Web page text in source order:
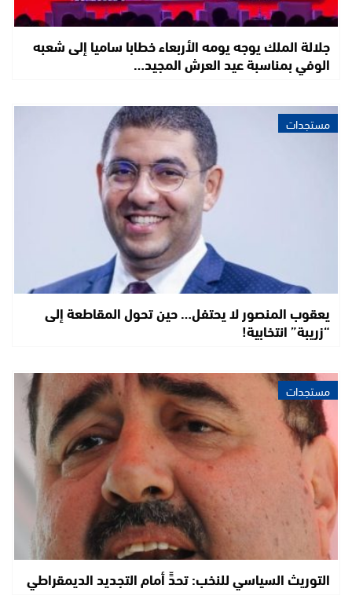
جلالة الملك يوجه يومه الأربعاء خطابا ساميا إلى شعبه
الوفي بمناسبة عيد العرش المجيد…
مستجدات
يعقوب المنصور لا يحتفل… حين تحول المقاطعة إلى
“زريبة” انتخابية!
مستجدات
التوريث السياسي للنخب: تحدٍّ أمام التجديد الديمقراطي